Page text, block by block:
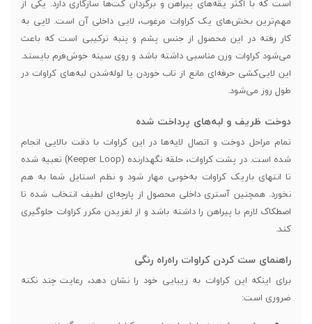
است که با اکثر یقه‌های پیراهن و برگردان کت‌ها سازگاری دارد. یکی از
مهم‌ترین بخش‌های یک کراوات مرغوب، لایی داخلی آن است. لایی به
کار رفته در این محصول از جنس پشم و پنبه ترکیبی است که باعث
می‌شود کراوات وزن مناسبی داشته باشد و روی سینه خوش‌فرم بایستد.
این لایی‌کشی حرفه‌ای مانع از تاب خوردن یا لوله‌شدن لبه‌های کراوات در
طول روز می‌شود.
دوخت ظریف و لبه‌های پرداخت شده
تمام مراحل دوخت و اتصال لایه‌ها در این کراوات با دقت بالایی انجام
شده است. در پشت کراوات، حلقه نگهدارنده (Keeper Loop) تعبیه شده
تا انتهای باریک کراوات به‌خوبی مهار شود و نظم استایل شما به هم
نخورد. همچنین آستری داخلی محصول از پارچه‌ای لطیف انتخاب شده تا
اصطکاک لازم با پیراهن را داشته باشد و از لغزیدن مکرر کراوات جلوگیری
کند.
راهنمای ست کردن کراوات راه‌راه رنگی
برای اینکه این کراوات به زیبایی خود را نشان دهد، رعایت چند نکته
ضروری است: